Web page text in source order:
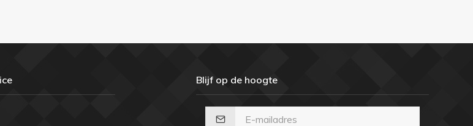
Blijf op de hoogte